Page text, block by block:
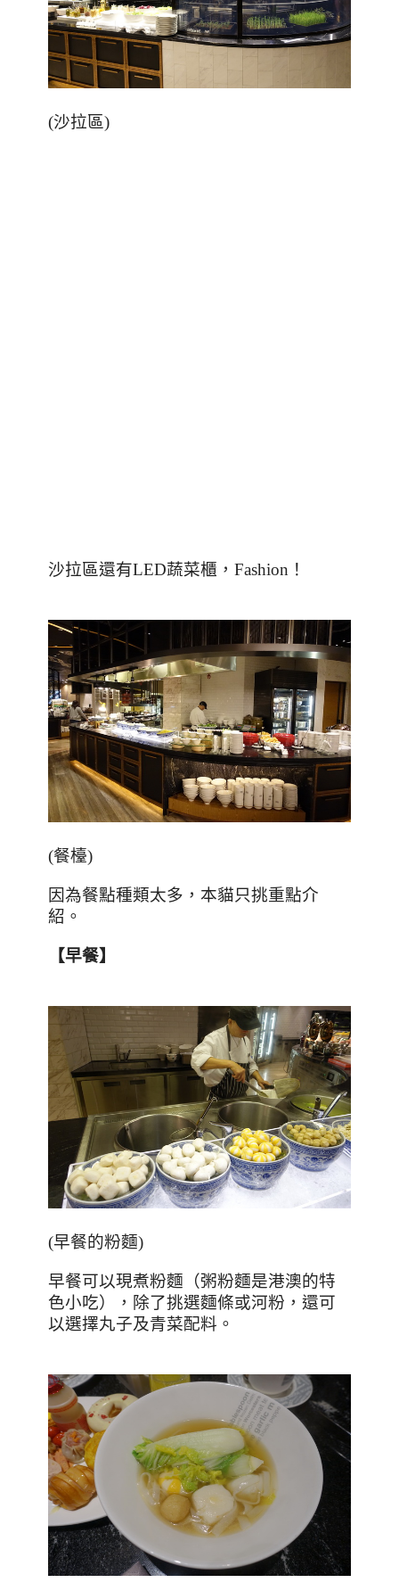
(沙拉區)
沙拉區還有LED蔬菜櫃， Fashion ！
(餐檯)
因為餐點種類太多，本貓只挑重點介
紹。
【早餐】
(早餐的粉麵)
早餐可以現煮粉麵（粥粉麵是港澳的特
色小吃），除了挑選麵條或河粉，還可
以選擇丸子及青菜配料。